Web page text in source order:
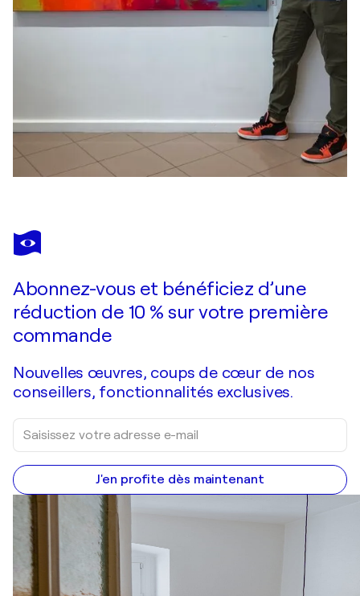
Abonnez-vous et bénéficiez d’une
réduction de 10 % sur votre première
commande
Nouvelles œuvres, coups de cœur de nos
conseillers, fonctionnalités exclusives.
J'en profite dès maintenant